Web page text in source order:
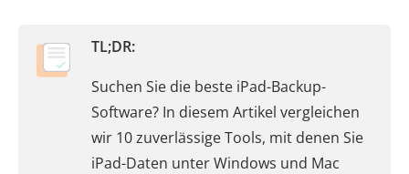
TL;DR:
Suchen Sie die beste iPad-Backup-
Software? In diesem Artikel vergleichen
wir 10 zuverlässige Tools, mit denen Sie
iPad-Daten unter Windows und Mac